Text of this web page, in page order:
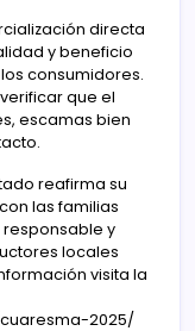
directa
y beneficio
consumidores.
que el
escamas bien
reafirma su
las familias
y
locales
visita la
2025/